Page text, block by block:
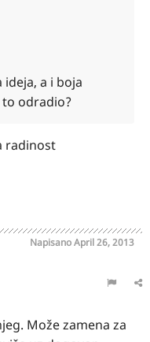
ideja, a i boja
to odradio?
radinost
NapisanoApril 26, 2013
Može zamena za